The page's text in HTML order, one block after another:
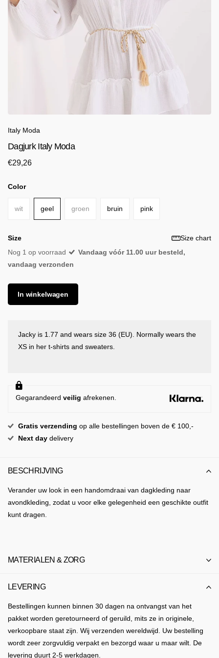
Italy Moda
Dagjurk Italy Moda
€29,26
Color
wit geel groen bruin pink
Size
Size chart
Nog 1 op voorraad
Vandaag vóór 11.00 uur besteld,
vandaag verzonden
In winkelwagen
Jacky is 1.77 and wears size 36 (EU). Normally wears the
XS in her t-shirts and sweaters.
Gegarandeerdveilig afrekenen.
Gratis verzending op alle bestellingen boven de € 100,-
Next daydelivery
BESCHRIJVING
Verander uw look in een handomdraai van dagkleding naar
avondkleding, zodat u voor elke gelegenheid een geschikte outfit
kunt dragen.
MATERIALEN & ZORG
LEVERING
Bestellingen kunnen binnen 30 dagen na ontvangst van het
pakket worden geretourneerd of geruild, mits ze in originele,
verkoopbare staat zijn. Wij verzenden wereldwijd. Uw bestelling
wordt zeer zorgvuldig verpakt en bezorgd waar u maar wilt. De
levering duurt 2-5 werkdagen.